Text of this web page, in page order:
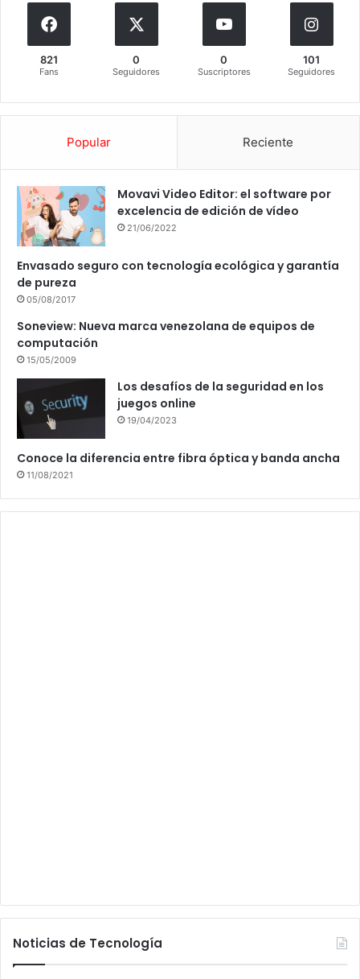
821
Fans
0
Seguidores
0
Suscriptores
101
Seguidores
Popular Reciente
Movavi Video Editor: el software por
excelencia de edición de vídeo
21/06/2022
Envasado seguro con tecnología ecológica y garantía
de pureza
05/08/2017
Soneview: Nueva marca venezolana de equipos de
computación
15/05/2009
Los desafíos de la seguridad en los
juegos online
19/04/2023
Conoce la diferencia entre fibra óptica y banda ancha
11/08/2021
Noticias de Tecnología